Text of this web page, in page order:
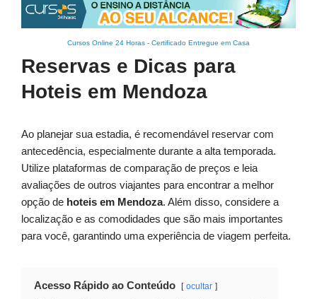
Cursos Online 24 Horas - Certificado Entregue em Casa
Reservas e Dicas para
Hoteis em Mendoza
Ao planejar sua estadia, é recomendável reservar com
antecedência, especialmente durante a alta temporada.
Utilize plataformas de comparação de preços e leia
avaliações de outros viajantes para encontrar a melhor
opção de hoteis em Mendoza. Além disso, considere a
localização e as comodidades que são mais importantes
para você, garantindo uma experiência de viagem perfeita.
Acesso Rápido ao Conteúdo ocultar